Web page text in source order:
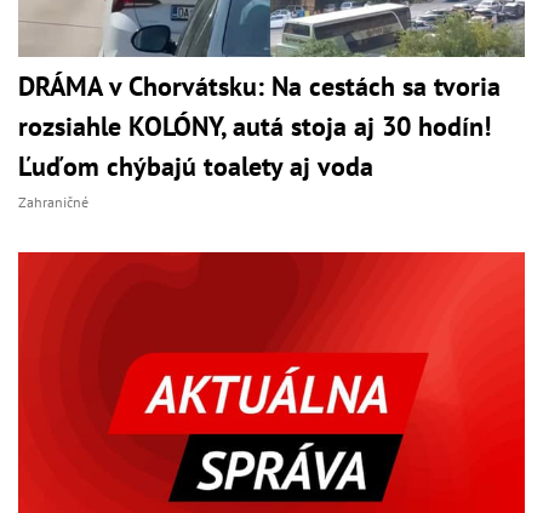
DRÁMA v Chorvátsku: Na cestách sa tvoria
rozsiahle KOLÓNY, autá stoja aj 30 hodín!
Ľuďom chýbajú toalety aj voda
Zahraničné